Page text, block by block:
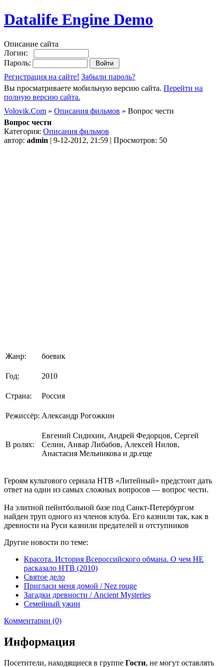
Datalife Engine Demo
Описание сайта
Логин:
Пароль:
Регистрация на сайте! Забыли пароль?
Вы просматриваете мобильную версию сайта. Перейти на
полную версию сайта.
Volovik.Com » Описания фильмов » Вопрос чести
Вопрос чести
Категория: Описания фильмов
автор: admin | 9-12-2012, 21:59 | Просмотров: 50
Жанр: боевик
Год: 2010
Страна: Россия
Режиссёр: Александр Рогожкин
В ролях:
Евгений Сидихин, Андрей Федорцов, Сергей
Селин, Анвар Либабов, Алексей Нилов,
Анастасия Мельникова и др.еще
Героям культового сериала НТВ «Литейный» предстоит дать
ответ на один из самых сложных вопросов — вопрос чести.
На элитной пейнтбольной базе под Санкт-Петербургом
найден труп одного из членов клуба. Его казнили так, как в
древности на Руси казнили предателей и отступников
Другие новости по теме:
Красота. История Всероссийского обмана. О чем НЕ
расказало НТВ (2010)
Святое дело
Пригласи меня домой / Nez rouge
Загадки древности / Ancient Mysteries
Семейный ужин
Комментарии (0)
Информация
Посетители, находящиеся в группе Гости, не могут оставлять